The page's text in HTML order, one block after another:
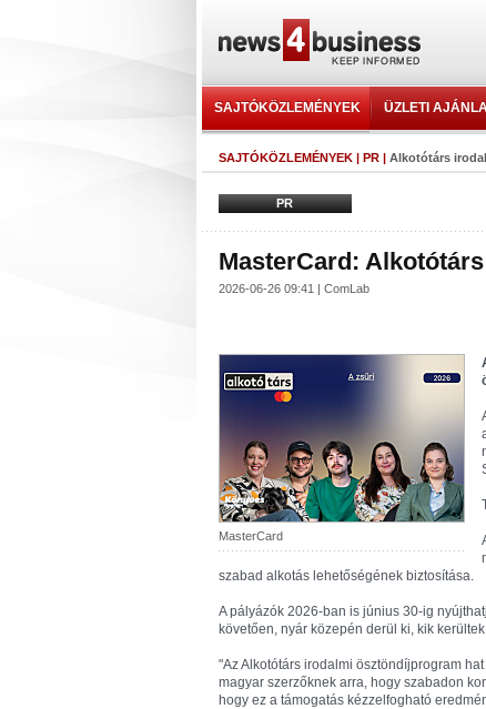
SAJTÓKÖZLEMÉNYEK ÜZLETI
SAJTÓKÖZLEMÉNYEK | PR | Alkotótárs
PR
MasterCard:
2026-06-26 09:41 | ComLab
MasterCard
szabad alkotás lehetőségének biztosítása.
A pályázók 2026-ban is június 30-ig
követően, nyár közepén derül ki, kik
"Az Alkotótárs irodalmi ösztöndíjprogram
magyar szerzőknek arra, hogy szabadon
hogy ez a támogatás kézzelfogható